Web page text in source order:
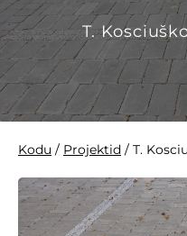
T.
Kodu / Projektid / T.